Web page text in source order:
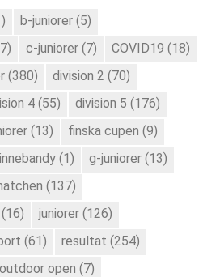
b-juniorer (5)
c-juniorer (7) COVID19 (18)
(380) division 2 (70)
4 (55) division 5 (176)
(13) finska cupen (9)
(1) g-juniorer (13)
(137)
(16) juniorer (126)
(61) resultat (254)
open (7)